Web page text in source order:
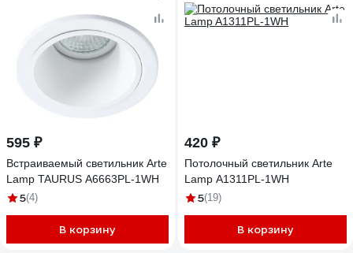
595 ₽
Встраиваемый светильник Arte
Lamp TAURUS A6663PL-1WH
5(4)
В корзину
420 ₽
Потолочный светильник Arte
Lamp A1311PL-1WH
5(19)
В корзину